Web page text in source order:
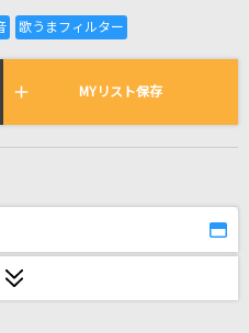
れている曲の一覧
FILM RED)
MYリスト保存